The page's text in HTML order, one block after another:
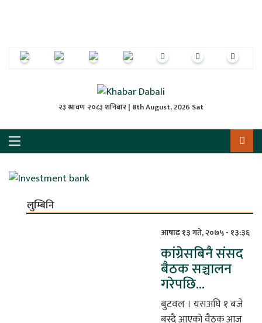
२३ श्रावण २०८३ शनिबार | 8th August, 2026 Sat
लुम्बिनि
आषाढ़ १३ गते, २०७५ - १३:३६
कांग्रेसबिनै संसद
बैठक सञ्चालन
गरेपछि...
बुटवल । यसअघि १ बजे
बस्दै आएको वैठक आज